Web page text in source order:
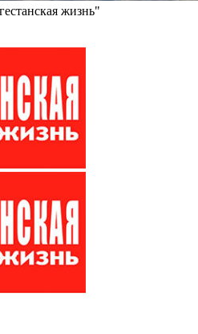
жизнь"